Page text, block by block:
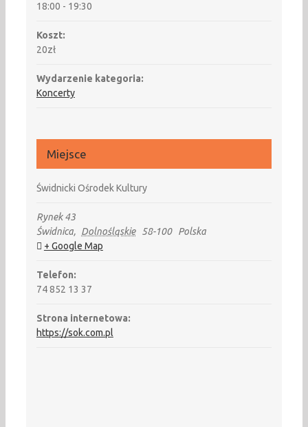
18:00 - 19:30
Koszt:
20zł
Wydarzenie kategoria:
Koncerty
Miejsce
Świdnicki Ośrodek Kultury
Rynek 43
Świdnica, Dolnośląskie 58-100
Polska
+ Google Map
Telefon:
74 852 13 37
Strona internetowa:
https://sok.com.pl